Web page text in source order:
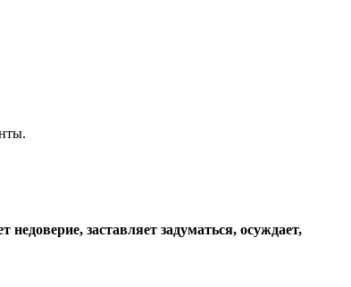
заставляет задуматься, осуждает,